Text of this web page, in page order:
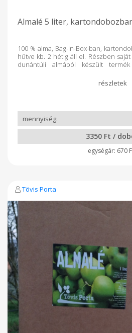
Almalé 5 liter,
100 % alma, Bag-in-Box-ban,
hűtve kb. 2 hétig áll el. Részben
dunántúli almából készült
3350 Ft /
670
Tövis Porta